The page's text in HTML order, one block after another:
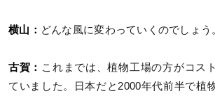
横山： どんな風に変わっていくのでしょう
古賀： これまでは、植物工場の方がコス
ていました。日本だと2000年代前半で植